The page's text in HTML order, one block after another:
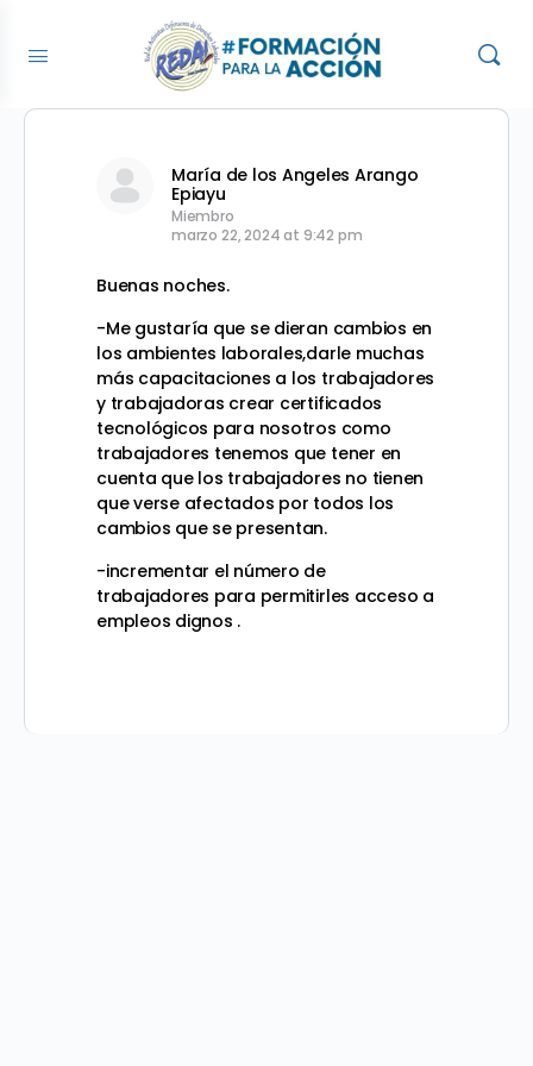
María de los Angeles Arango
Epiayu
Miembro
marzo 22, 2024 at 9:42 pm
Buenas noches.
-Me gustaría que se dieran cambios en
los ambientes laborales,darle muchas
más capacitaciones a los trabajadores
y trabajadoras crear certificados
tecnológicos para nosotros como
trabajadores tenemos que tener en
cuenta que los trabajadores no tienen
que verse afectados por todos los
cambios que se presentan.
-incrementar el número de
trabajadores para permitirles acceso a
empleos dignos .